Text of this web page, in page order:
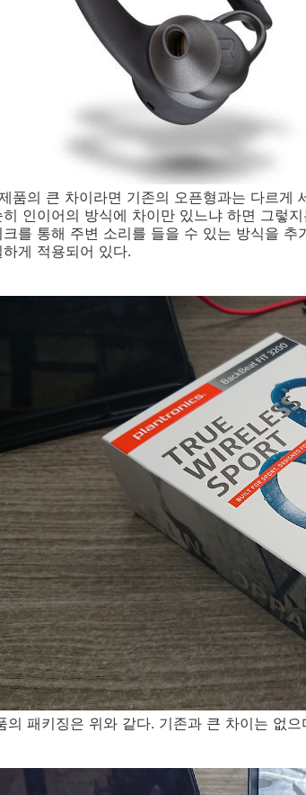
품의 큰 차이라면 기존의 오픈형과는 다르게
히 인이어의 방식에 차이만 있느냐 하면 그렇
크를 통해 주변 소리를 들을 수 있는 방식을
하게 적용되어 있다.
의 패키징은 위와 같다. 기존과 큰 차이는 없